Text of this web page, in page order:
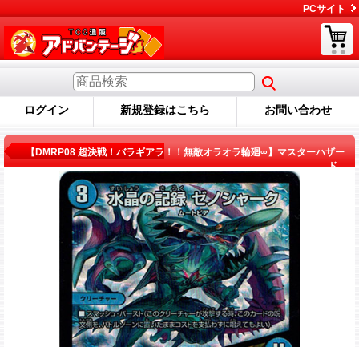
PCサイト
ログイン 新規登録はこちら お問い合わせ
商品詳細
【DMRP08 超決戦！バラギアラ！！無敵オラオラ輪廻∞】マスターハザー
ド...